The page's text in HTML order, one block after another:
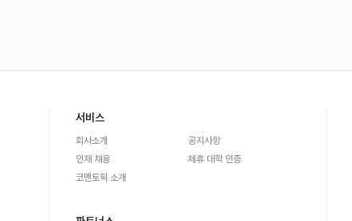
서비스
회사소개
공지사항
인재 채용
제휴 대학 인증
코멘토픽 소개